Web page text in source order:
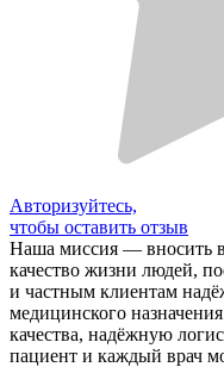
Авторизуйтесь,
чтобы оставить отзыв
Наша миссия — вносить
качество жизни людей,
и частным клиентам
медицинского
качества, надёжную
пациент и каждый врач